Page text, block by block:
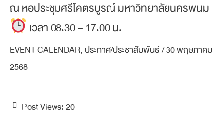
ณ หอประชุมศรีโคตรบูรณ์ มหาวิทยาลัยนครพนม
เวลา 08.30 – 17.00 น.
EVENT CALENDAR, ประกาศ/ประชาสัมพันธ์/30 พฤษภาคม
2568
Post Views:20